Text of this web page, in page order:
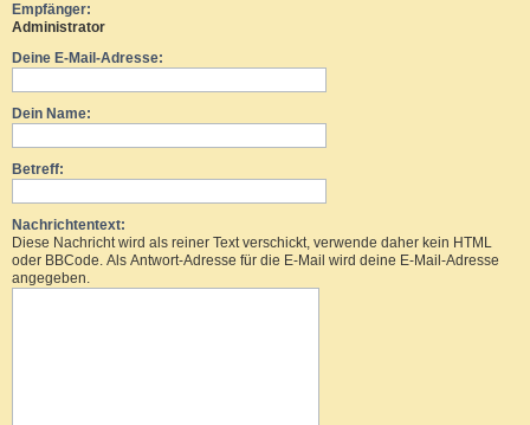
Empfänger:
Administrator
Deine E-Mail-Adresse:
Dein Name:
Betreff:
Nachrichtentext:
Diese Nachricht wird als reiner Text verschickt, verwende daher kein HTML
oder BBCode. Als Antwort-Adresse für die E-Mail wird deine E-Mail-Adresse
angegeben.